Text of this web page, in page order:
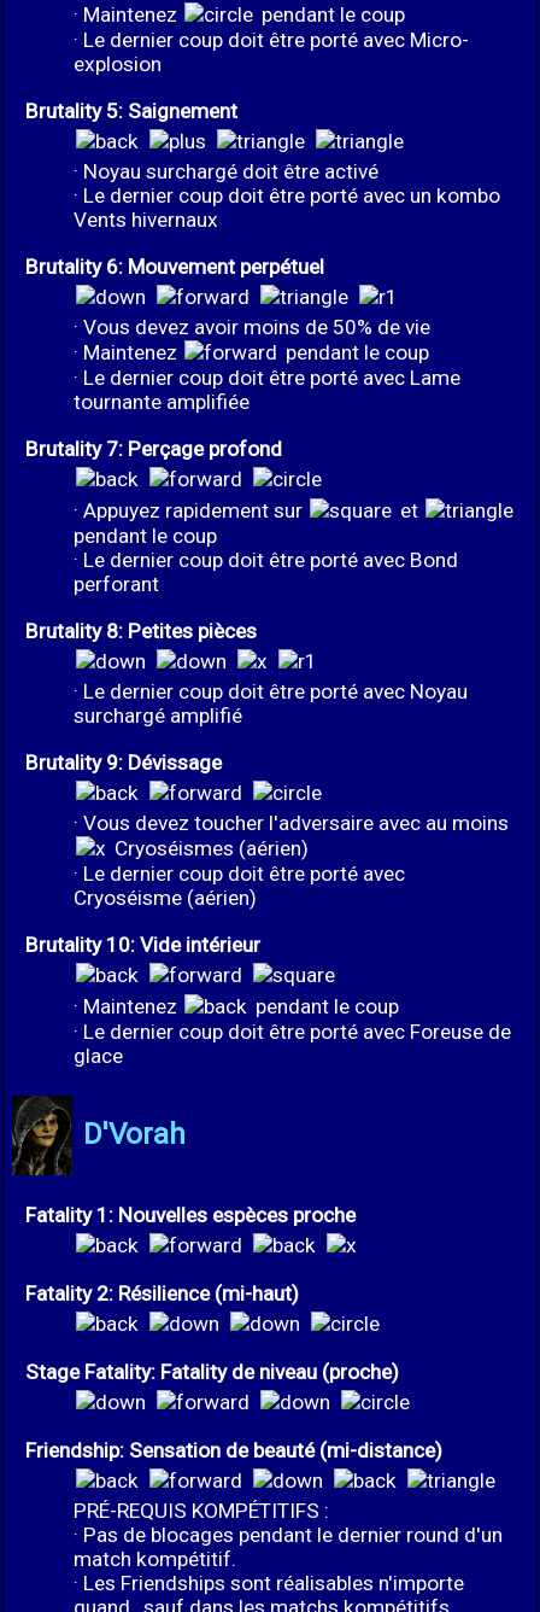
· Maintenez
pendant le coup
· Le dernier coup doit être porté avec Micro-
explosion
Brutality 5: Saignement
· Noyau surchargé doit être activé
· Le dernier coup doit être porté avec un kombo
Vents hivernaux
Brutality 6: Mouvement perpétuel
· Vous devez avoir moins de 50% de vie
· Maintenez
pendant le coup
· Le dernier coup doit être porté avec Lame
tournante amplifiée
Brutality 7: Perçage profond
· Appuyez rapidement sur
et
pendant le coup
· Le dernier coup doit être porté avec Bond
perforant
Brutality 8: Petites pièces
· Le dernier coup doit être porté avec Noyau
surchargé amplifié
Brutality 9: Dévissage
· Vous devez toucher l'adversaire avec au moins
Cryoséismes (aérien)
· Le dernier coup doit être porté avec
Cryoséisme (aérien)
Brutality 10: Vide intérieur
· Maintenez
pendant le coup
· Le dernier coup doit être porté avec Foreuse de
glace
D'Vorah
Fatality 1: Nouvelles espèces proche
Fatality 2: Résilience (mi-haut)
Stage Fatality: Fatality de niveau (proche)
Friendship: Sensation de beauté (mi-distance)
PRÉ-REQUIS KOMPÉTITIFS :
· Pas de blocages pendant le dernier round d'un
match kompétitif.
· Les Friendships sont réalisables n'importe